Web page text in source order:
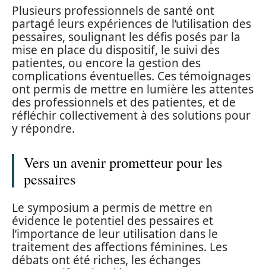
Plusieurs professionnels de santé ont
partagé leurs expériences de l’utilisation des
pessaires, soulignant les défis posés par la
mise en place du dispositif, le suivi des
patientes, ou encore la gestion des
complications éventuelles. Ces témoignages
ont permis de mettre en lumière les attentes
des professionnels et des patientes, et de
réfléchir collectivement à des solutions pour
y répondre.
Vers un avenir prometteur pour les
pessaires
Le symposium a permis de mettre en
évidence le potentiel des pessaires et
l’importance de leur utilisation dans le
traitement des affections féminines. Les
débats ont été riches, les échanges